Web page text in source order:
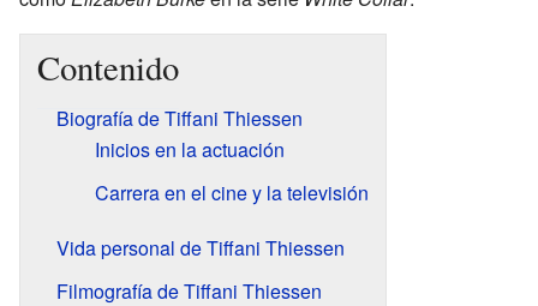
Contenido
Biografía de Tiffani Thiessen
Inicios en la actuación
Carrera en el cine y la televisión
Vida personal de Tiffani Thiessen
Filmografía de Tiffani Thiessen